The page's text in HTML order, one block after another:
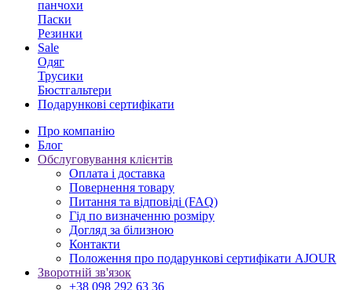
панчохи
Паски
Резинки
Sale
Одяг
Трусики
Бюстгальтери
Подарункові сертифікати
Про компанію
Блог
Обслуговування клієнтів
Оплата і доставка
Повернення товару
Питання та відповіді (FAQ)
Гід по визначенню розміру
Догляд за білизною
Контакти
Положення про подарункові сертифікати AJOUR
Зворотній зв'язок
+38 098 292 63 36